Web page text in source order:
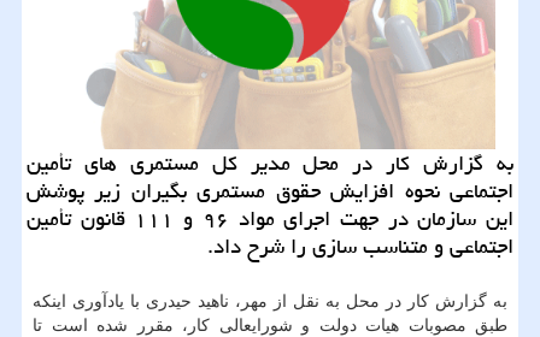
به گزارش کار در محل مدیر کل مستمری های تأمین
اجتماعی نحوه افزایش حقوق مستمری بگیران زیر پوشش
این سازمان در جهت اجرای مواد ۹۶ و ۱۱۱ قانون تأمین
اجتماعی و متناسب سازی را شرح داد.
به گزارش کار در محل به نقل از مهر، ناهید حیدری با یادآوری اینکه
طبق مصوبات هیات دولت و شورایعالی کار، مقرر شده است تا